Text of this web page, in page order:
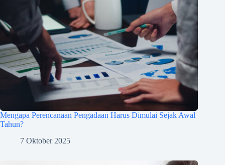
Mengapa Perencanaan Pengadaan Harus Dimulai Sejak Awal
Tahun?
7 Oktober 2025